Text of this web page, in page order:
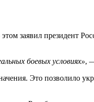
заявил президент
боевых условиях»,
Это позволило